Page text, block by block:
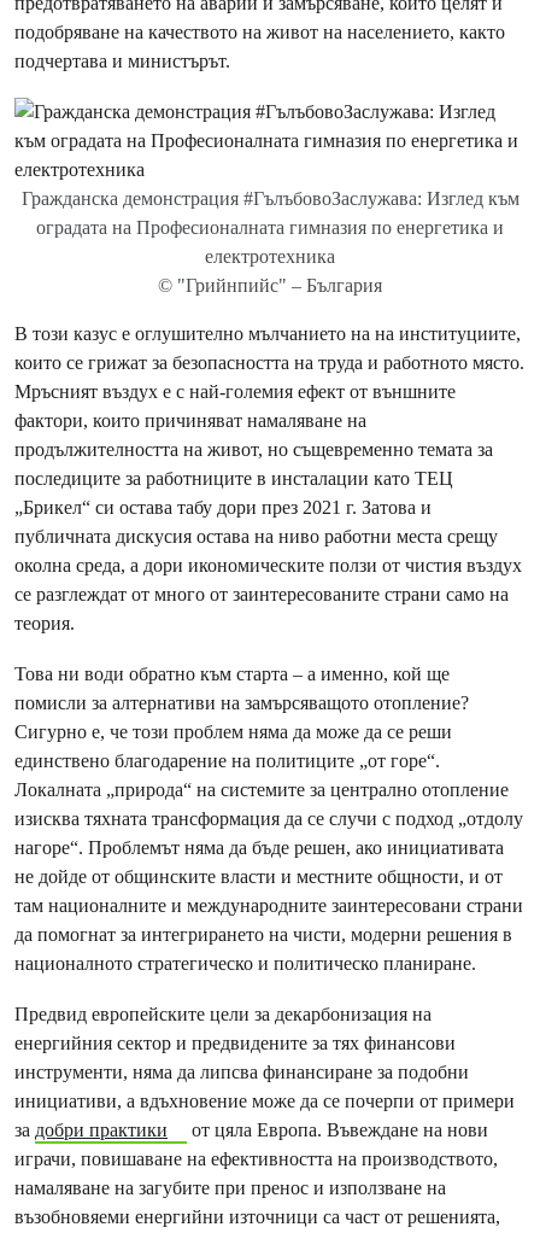
подобряване на качеството на живот на населението, както
подчертава и министърът.
Гражданска демонстрация #ГълъбовоЗаслужава: Изглед към
оградата на Професионалната гимназия по енергетика и
електротехника
© "Грийнпийс" – България
В този казус е оглушително мълчанието на на институциите,
които се грижат за безопасността на труда и работното място.
Мръсният въздух е с най-големия ефект от външните
фактори, които причиняват намаляване на
продължителността на живот, но същевременно темата за
последиците за работниците в инсталации като ТЕЦ
„Брикел“ си остава табу дори през 2021 г. Затова и
публичната дискусия остава на ниво работни места срещу
околна среда, а дори икономическите ползи от чистия въздух
се разглеждат от много от заинтересованите страни само на
теория.
Това ни води обратно към старта – а именно, кой ще
помисли за алтернативи на замърсяващото отопление?
Сигурно е, че този проблем няма да може да се реши
единствено благодарение на политиците „от горе“.
Локалната „природа“ на системите за централно отопление
изисква тяхната трансформация да се случи с подход „отдолу
нагоре“. Проблемът няма да бъде решен, ако инициативата
не дойде от общинските власти и местните общности, и от
там националните и международните заинтересовани страни
да помогнат за интегрирането на чисти, модерни решения в
националното стратегическо и политическо планиране.
Предвид европейските цели за декарбонизация на
енергийния сектор и предвидените за тях финансови
инструменти, няма да липсва финансиране за подобни
инициативи, а вдъхновение може да се почерпи от примери
за добри практики
от цяла Европа. Въвеждане на нови
играчи, повишаване на ефективността на производството,
намаляване на загубите при пренос и използване на
възобновяеми енергийни източници са част от решенията,